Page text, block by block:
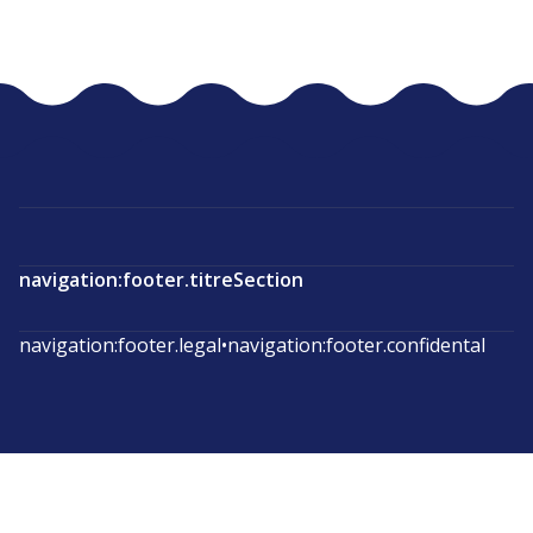
navigation:footer.titreSection
navigation:footer.legal•navigation:footer.confidental